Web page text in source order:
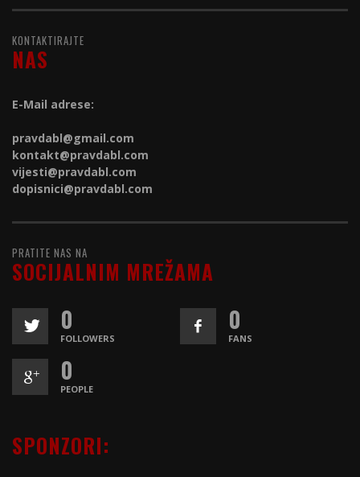
KONTAKTIRAJTE
NAS
E-Mail adrese:
pravdabl@gmail.com
kontakt@pravdabl.com
vijesti@pravdabl.com
dopisnici@pravdabl.com
PRATITE NAS NA
SOCIJALNIM MREŽAMA
0
FOLLOWERS
0
FANS
0
PEOPLE
SPONZORI: